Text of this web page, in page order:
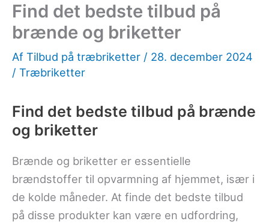
Find det bedste tilbud på
brænde og briketter
Af Tilbud på træbriketter / 28. december 2024
/ Træbriketter
Find det bedste tilbud på brænde
og briketter
Brænde og briketter er essentielle
brændstoffer til opvarmning af hjemmet, især i
de kolde måneder. At finde det bedste tilbud
på disse produkter kan være en udfordring,